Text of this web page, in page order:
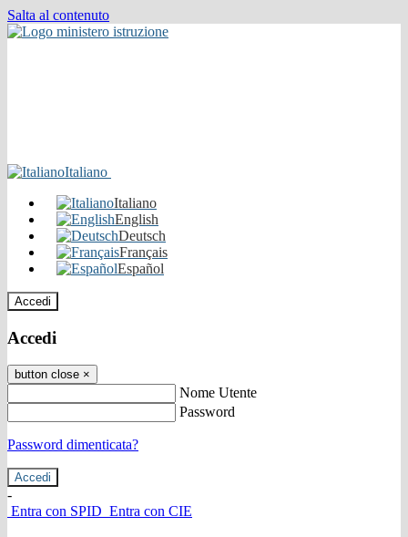
Salta al contenuto
Italiano
Italiano
English
Deutsch
Français
Español
Accedi
Accedi
button close ×
Nome Utente
Password
Password dimenticata?
-
Entra con SPID Entra con CIE